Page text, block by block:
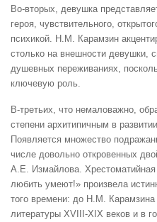
Во-вторых, девушка
героя, чувствительного,
психикой. Н.М. Карамзин
столько на внешности девушки,
душевных переживаниях,
ключевую роль.
В-третьих, что немаловажно,
степени архитипичным в
Появляется множество
числе довольно откровенных
А.Е. Измайлова.
любить умеют!» произвела
того времени: до Н.М. Карамзина
литературы XVIII-XIX веков и в